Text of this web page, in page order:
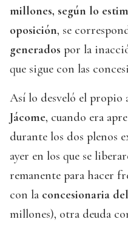
millones, según lo
oposición, se
generados por la
que sigue con las
Así lo desveló el propio
Jácome, cuando era
durante los dos plenos
ayer en los que se
remanente para hacer
con la concesionaria
millones), otra deuda